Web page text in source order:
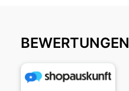
BEWERTUNGEN